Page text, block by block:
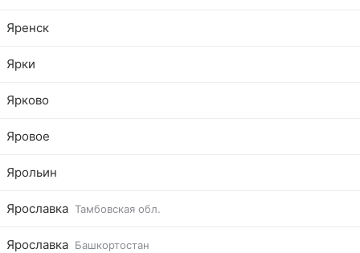
Яренск
Ярки
Ярково
Яровое
Ярольин
Ярославка Тамбовская обл.
Ярославка Башкортостан